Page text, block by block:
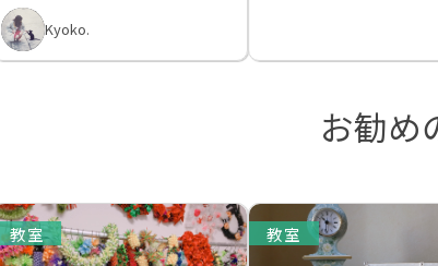
Kyoko.
お勧め
教室 教室